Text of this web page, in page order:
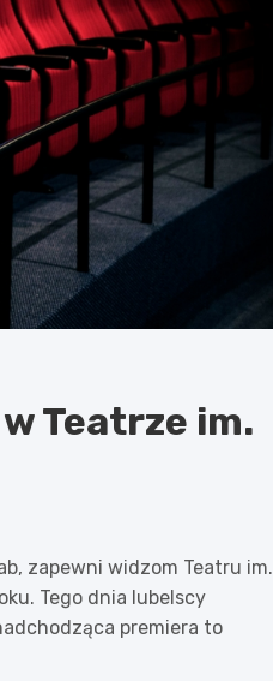
Teatrze im.
zapewni widzom Teatru im.
Tego dnia lubelscy
premiera to